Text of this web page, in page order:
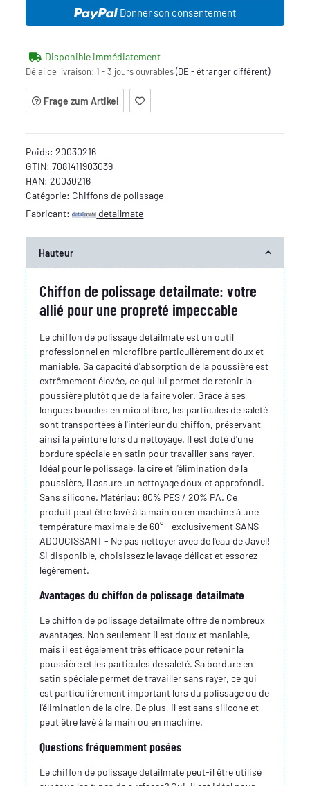
Donner son consentement
Disponible immédiatement
Délai de livraison:1 - 3 jours ouvrables(DE - étranger différent)
Frage zum Artikel
Poids:20030216
GTIN: 7081411903039
HAN: 20030216
Catégorie: Chiffons de polissage
Fabricant:
detailmate
Hauteur
Chiffon de polissage detailmate: votre
allié pour une propreté impeccable
Le chiffon de polissage detailmate est un outil
professionnel en microfibre particulièrement doux et
maniable. Sa capacité d'absorption de la poussière est
extrêmement élevée, ce qui lui permet de retenir la
poussière plutôt que de la faire voler. Grâce à ses
longues boucles en microfibre, les particules de saleté
sont transportées à l'intérieur du chiffon, préservant
ainsi la peinture lors du nettoyage. Il est doté d'une
bordure spéciale en satin pour travailler sans rayer.
Idéal pour le polissage, la cire et l'élimination de la
poussière, il assure un nettoyage doux et approfondi.
Sans silicone. Matériau: 80% PES / 20% PA. Ce
produit peut être lavé à la main ou en machine à une
température maximale de 60° - exclusivement SANS
ADOUCISSANT - Ne pas nettoyer avec de l'eau de Javel!
Si disponible, choisissez le lavage délicat et essorez
légèrement.
Avantages du chiffon de polissage detailmate
Le chiffon de polissage detailmate offre de nombreux
avantages. Non seulement il est doux et maniable,
mais il est également très efficace pour retenir la
poussière et les particules de saleté. Sa bordure en
satin spéciale permet de travailler sans rayer, ce qui
est particulièrement important lors du polissage ou de
l'élimination de la cire. De plus, il est sans silicone et
peut être lavé à la main ou en machine.
Questions fréquemment posées
Le chiffon de polissage detailmate peut-il être utilisé